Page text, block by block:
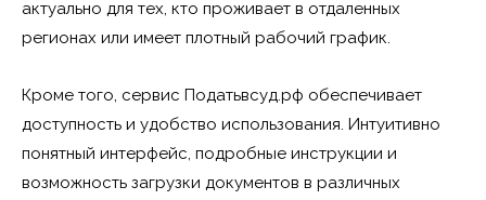
актуально для тех, кто проживает в отдаленных
регионах или имеет плотный рабочий график.
Кроме того, сервис Податьвсуд.рф обеспечивает
доступность и удобство использования. Интуитивно
понятный интерфейс, подробные инструкции и
возможность загрузки документов в различных